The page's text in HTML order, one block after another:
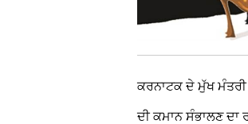
ਕਰਨਾਟਕ ਦੇ ਮੁੱਖ
ਦੀ ਕਮਾਨ ਸੰਭਾਲਣ